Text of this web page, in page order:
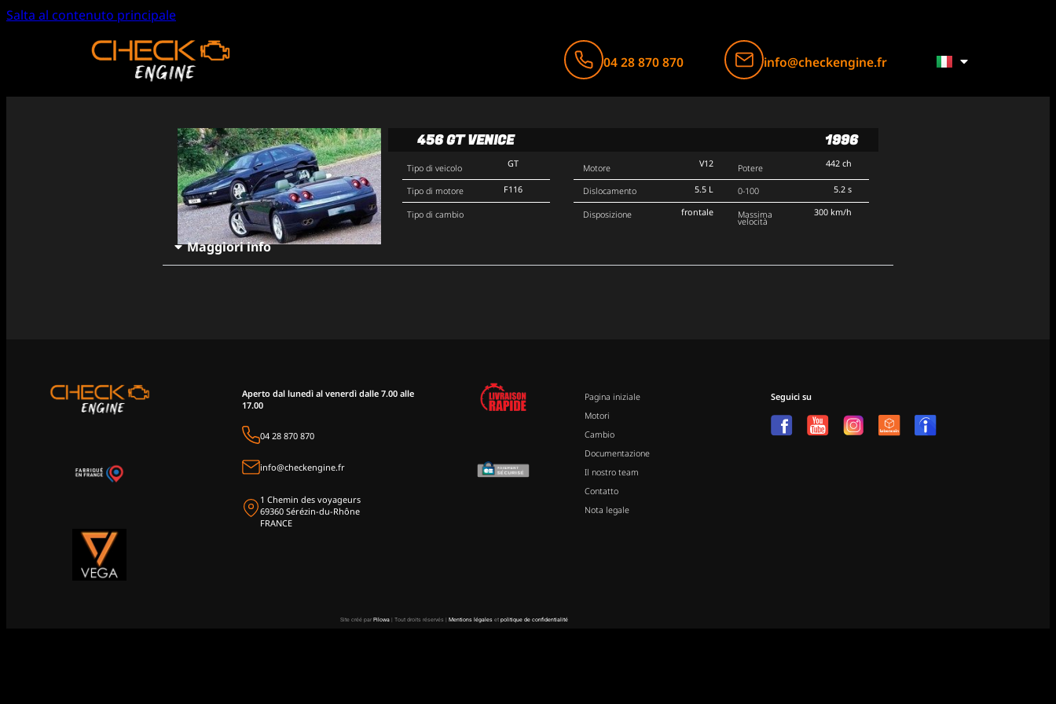
Salta al contenuto principale
04 28 870 870 info@checkengine.fr
456 GT VENICE 1996
Tipo di veicolo
Tipo di motore
Tipo di cambio
GT
F116
Motore
Dislocamento
Disposizione
V12
5.5 L
frontale
Potere
0-100
Massima
velocità
442 ch
5.2 s
300 km/h
Maggiori info
Aperto dal lunedì al venerdì dalle 7.00 alle
17.00
04 28 870 870
info@checkengine.fr
1 Chemin des voyageurs
69360 Sérézin-du-Rhône
FRANCE
Pagina iniziale
Motori
Cambio
Documentazione
Il nostro team
Contatto
Nota legale
Seguici su
Site créé par Pilowa | Tout droits réservés | Mentions légales et politique de confidentialité